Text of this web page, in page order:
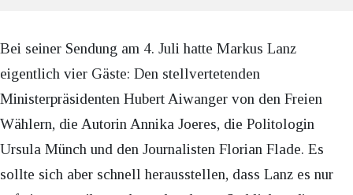
Bei seiner Sendung am 4. Juli hatte Markus Lanz
eigentlich vier Gäste: Den stellvertetenden
Ministerpräsidenten Hubert Aiwanger von den Freien
Wählern, die Autorin Annika Joeres, die Politologin
Ursula Münch und den Journalisten Florian Flade. Es
sollte sich aber schnell herausstellen, dass Lanz es nur